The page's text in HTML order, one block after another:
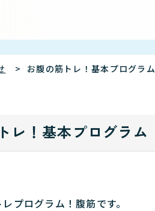
お腹の筋トレ！基本プログラム
レ！基本プログラム
プログラム！腹筋です。